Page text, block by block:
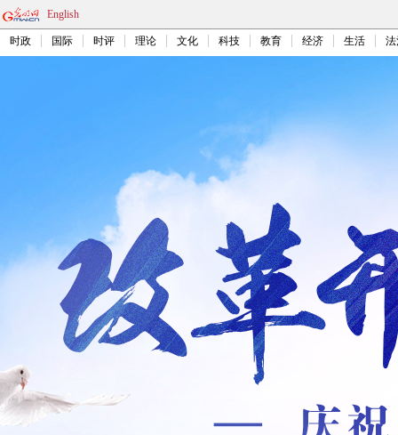
English
时政 国际 时评 理论 文化 科技 教育 经济 生活